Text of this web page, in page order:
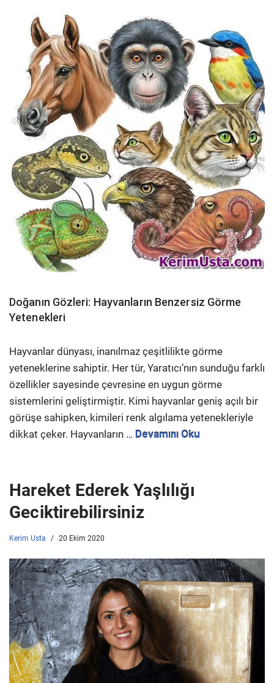
Doğanın Gözleri: Hayvanların Benzersiz Görme
Yetenekleri
Hayvanlar dünyası, inanılmaz çeşitlilikte görme
yeteneklerine sahiptir. Her tür, Yaratıcı’nın sunduğu farklı
özellikler sayesinde çevresine en uygun görme
sistemlerini geliştirmiştir. Kimi hayvanlar geniş açılı bir
görüşe sahipken, kimileri renk algılama yetenekleriyle
dikkat çeker. Hayvanların … Devamını Oku
Hareket Ederek Yaşlılığı
Geciktirebilirsiniz
Kerim Usta 20 Ekim 2020